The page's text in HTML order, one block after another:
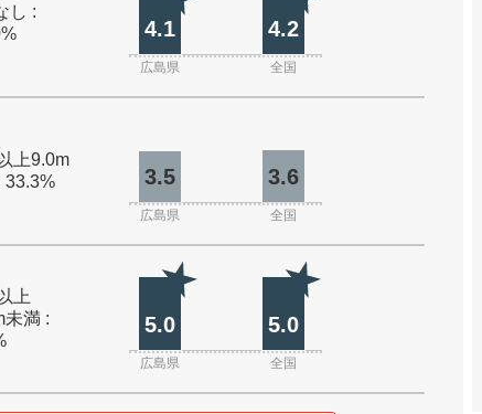
し :
4.1 4.2
広島県 全国
上9.0m
33.3%
3.5 3.6
広島県 全国
上
未満 :
5.0 5.0
広島県 全国